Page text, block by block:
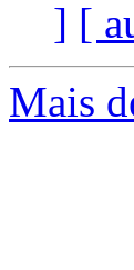
] [
Mais